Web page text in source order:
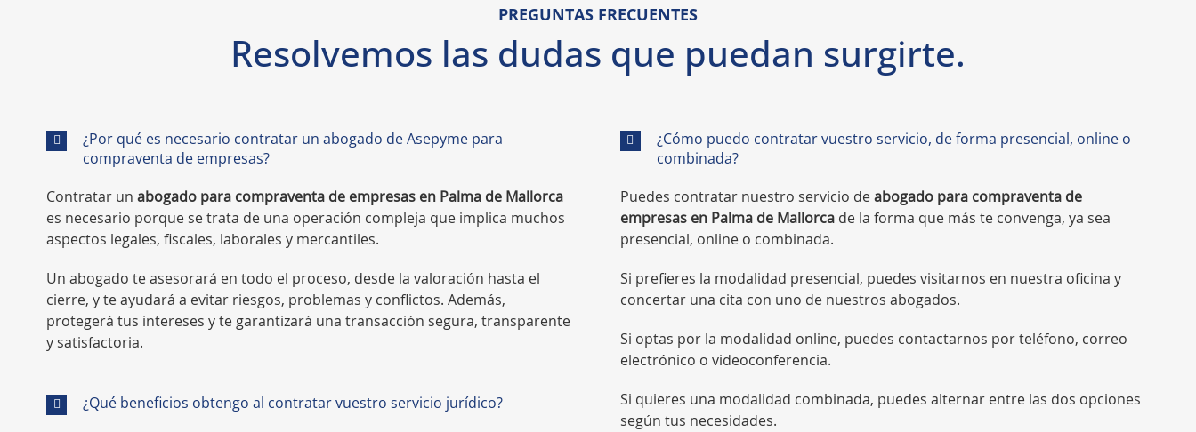
PREGUNTAS FRECUENTES
Resolvemos las dudas que puedan surgirte.
¿Por qué es necesario contratar un abogado de Asepyme para
compraventa de empresas?
Contratar un abogado para compraventa de empresas en Palma de Mallorca
es necesario porque se trata de una operación compleja que implica muchos
aspectos legales, fiscales, laborales y mercantiles.
Un abogado te asesorará en todo el proceso, desde la valoración hasta el
cierre, y te ayudará a evitar riesgos, problemas y conflictos. Además,
protegerá tus intereses y te garantizará una transacción segura, transparente
y satisfactoria.
¿Qué beneficios obtengo al contratar vuestro servicio jurídico?
¿Cómo puedo contratar vuestro servicio, de forma presencial, online o
combinada?
Puedes contratar nuestro servicio deabogado para compraventa de
empresas en Palma de Mallorcade la forma que más te convenga, ya sea
presencial, online o combinada.
Si prefieres la modalidad presencial, puedes visitarnos en nuestra oficina y
concertar una cita con uno de nuestros abogados.
Si optas por la modalidad online, puedes contactarnos por teléfono, correo
electrónico o videoconferencia.
Si quieres una modalidad combinada, puedes alternar entre las dos opciones
según tus necesidades.